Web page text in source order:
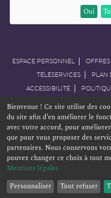
Sommaire de la
Oui
ESPACE PERSONNEL
TÉLÉSERVICES PLAN
ACCESSIBILITÉ
MENTIONS
Bienvenue ! Ce site utilise des
du site afin d’en améliorer le
avec votre accord, pour
que pour vous proposer des
partenaires. Nous conservons
pouvez changer ce choix à tout
Mentions légales
Personnaliser
Tout refuser